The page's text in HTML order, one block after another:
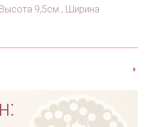
9,5см., Ширина